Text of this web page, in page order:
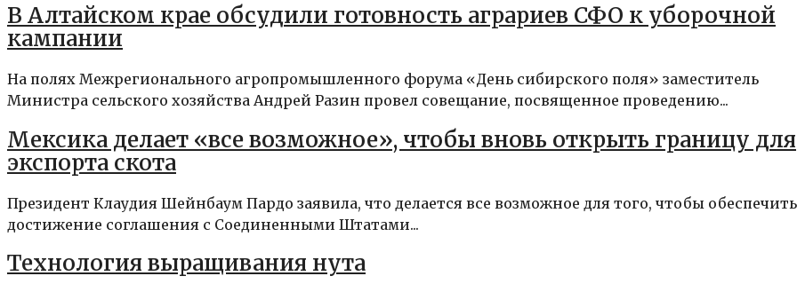
В Алтайском крае обсудили готовность аграриев СФО к уборочной
кампании
На полях Межрегионального агропромышленного форума «День сибирского поля» заместитель
Министра сельского хозяйства Андрей Разин провел совещание, посвященное проведению...
Мексика делает «все возможное», чтобы вновь открыть границу для
экспорта скота
Президент Клаудия Шейнбаум Пардо заявила, что делается все возможное для того, чтобы обеспечить
достижение соглашения с Соединенными Штатами...
Технология выращивания нута